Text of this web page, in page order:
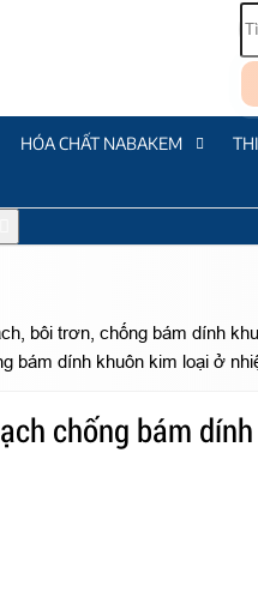
HÓA CHẤT NABAKEM
bôi trơn, chống bám dính
bám dính khuôn kim loại ở
chống bám